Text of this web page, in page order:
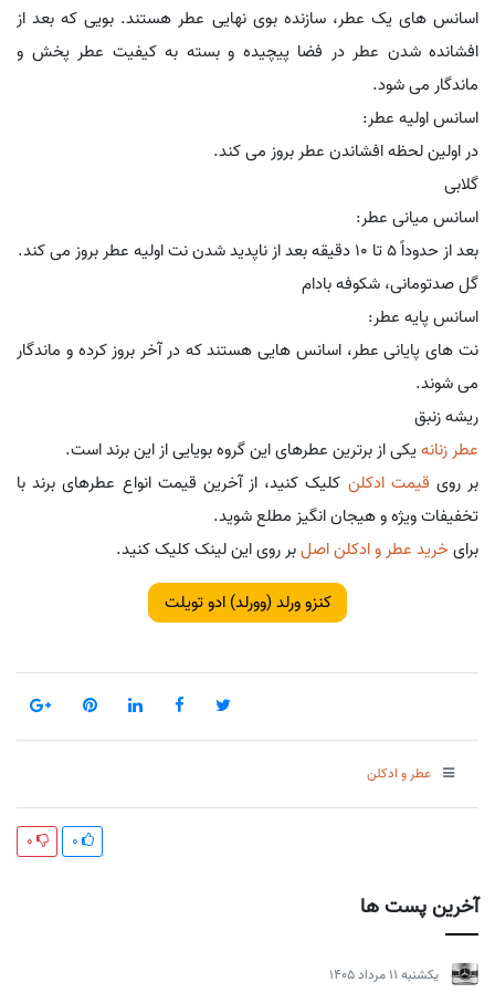
آخرین پست ها
يكشنبه 11 مرداد 1405
اسانس های یک عطر، سازنده بوی نهایی عطر هستند. بویی که بعد از
افشانده شدن عطر در فضا پیچیده و بسته به کیفیت عطر پخش و
ماندگار می شود.
اسانس اولیه عطر:
در اولین لحظه افشاندن عطر بروز می کند.
گلابی
اسانس میانی عطر:
بعد از حدوداً 5 تا 10 دقیقه بعد از ناپدید شدن نت اولیه عطر بروز می کند.
گل صدتومانی، شکوفه بادام
اسانس پایه عطر:
نت های پایانی عطر، اسانس هایی هستند که در آخر بروز کرده و ماندگار
می شوند.
ریشه زنبق
عطر زنانهیکی از برترین عطرهای این گروه بویایی از این برند است.
بر روی قیمت ادکلن کلیک کنید، از آخرین قیمت انواع عطرهای برند با
تخفیفات ویژه و هیجان انگیز مطلع شوید.
برایخرید عطر و ادکلن اصلبر روی این لینک کلیک کنید.
کنزو ورلد (وورلد) ادو تویلت
عطر و ادکلن